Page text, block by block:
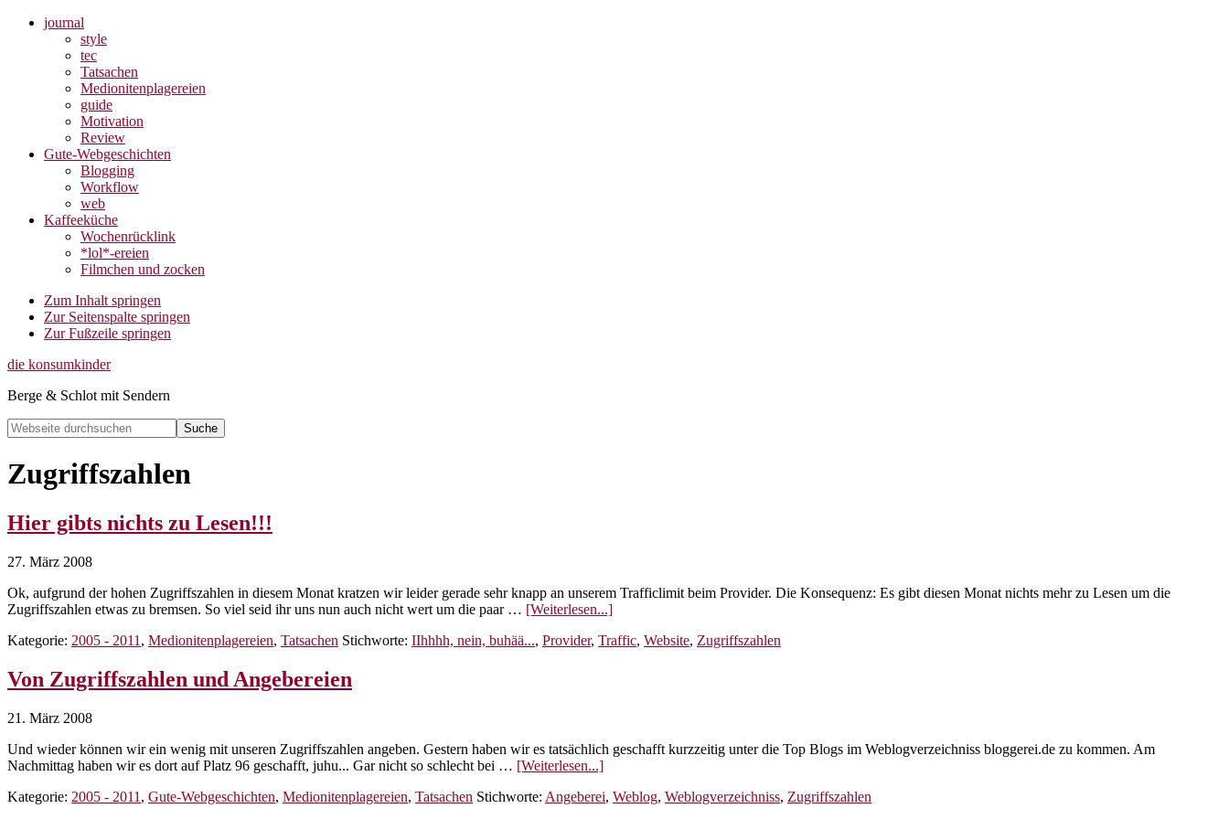
journal
style
tec
Tatsachen
Medionitenplagereien
guide
Motivation
Review
Gute-Webgeschichten
Blogging
Workflow
web
Kaffeeküche
Wochenrücklink
*lol*-ereien
Filmchen und zocken
Zum Inhalt springen
Zur Seitenspalte springen
Zur Fußzeile springen
die konsumkinder
Berge & Schlot mit Sendern
Webseite
durchsuchen
Search
Zugriffszahlen
Hier gibts nichts zu Lesen!!!
27. März 2008
Ok, aufgrund der hohen Zugriffszahlen in diesem Monat kratzen wir leider gerade sehr knapp an unserem Trafficlimit beim Provider. Die Konsequenz: Es gibt diesen Monat nichts mehr zu Lesen um die
Zugriffszahlen etwas zu bremsen. So viel seid ihr uns nun auch nicht wert um die paar … [Weiterlesen...]ÜberHier
nichts
Kategorie: 2005 - 2011 , Medionitenplagereien, Tatsachen Stichworte: IIhhhh, nein, buhää..., Provider, Traffic, Website, Zugriffszahlen
Von Zugriffszahlen und Angebereien
21. März 2008
Und wieder können wir ein wenig mit unseren Zugriffszahlen angeben. Gestern haben wir es tatsächlich geschafft kurzzeitig unter die Top Blogs im Weblogverzeichniss bloggerei.de zu kommen. Am
Nachmittag haben wir es dort auf Platz 96 geschafft, juhu... Gar nicht so schlecht bei … [Weiterlesen...]ÜberVon
und
Kategorie: 2005 - 2011 , Gute-Webgeschichten, Medionitenplagereien, Tatsachen Stichworte: Angeberei, Weblog, Weblogverzeichniss, Zugriffszahlen